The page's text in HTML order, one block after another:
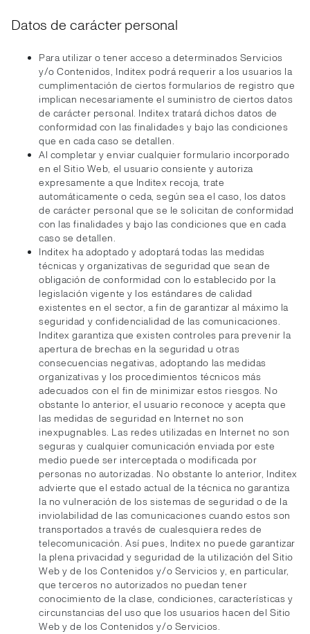
Datos de carácter personal
Para utilizar o tener acceso a determinados Servicios
y/o Contenidos, Inditex podrá requerir a los usuarios la
cumplimentación de ciertos formularios de registro que
implican necesariamente el suministro de ciertos datos
de carácter personal. Inditex tratará dichos datos de
conformidad con las finalidades y bajo las condiciones
que en cada caso se detallen.
Al completar y enviar cualquier formulario incorporado
en el Sitio Web, el usuario consiente y autoriza
expresamente a que Inditex recoja, trate
automáticamente o ceda, según sea el caso, los datos
de carácter personal que se le solicitan de conformidad
con las finalidades y bajo las condiciones que en cada
caso se detallen.
Inditex ha adoptado y adoptará todas las medidas
técnicas y organizativas de seguridad que sean de
obligación de conformidad con lo establecido por la
legislación vigente y los estándares de calidad
existentes en el sector, a fin de garantizar al máximo la
seguridad y confidencialidad de las comunicaciones.
Inditex garantiza que existen controles para prevenir la
apertura de brechas en la seguridad u otras
consecuencias negativas, adoptando las medidas
organizativas y los procedimientos técnicos más
adecuados con el fin de minimizar estos riesgos. No
obstante lo anterior, el usuario reconoce y acepta que
las medidas de seguridad en Internet no son
inexpugnables. Las redes utilizadas en Internet no son
seguras y cualquier comunicación enviada por este
medio puede ser interceptada o modificada por
personas no autorizadas. No obstante lo anterior, Inditex
advierte que el estado actual de la técnica no garantiza
la no vulneración de los sistemas de seguridad o de la
inviolabilidad de las comunicaciones cuando estos son
transportados a través de cualesquiera redes de
telecomunicación. Así pues, Inditex no puede garantizar
la plena privacidad y seguridad de la utilización del Sitio
Web y de los Contenidos y/o Servicios y, en particular,
que terceros no autorizados no puedan tener
conocimiento de la clase, condiciones, características y
circunstancias del uso que los usuarios hacen del Sitio
Web y de los Contenidos y/o Servicios.